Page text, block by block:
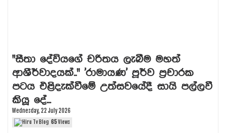
"සීතා දේවියගේ චරිතය ලැබීම මහත්
ආශීර්වාදයක්.." 'රාමායණ' පූර්ව ප්‍රචාරක
පටය එළිදැක්වීමේ උත්සවයේදී සායි පල්ලවී
කියූ දේ...
Wednesday, 22 July 2026
65Views